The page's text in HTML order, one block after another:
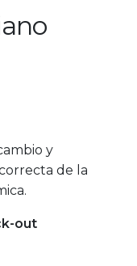
y
de la
out